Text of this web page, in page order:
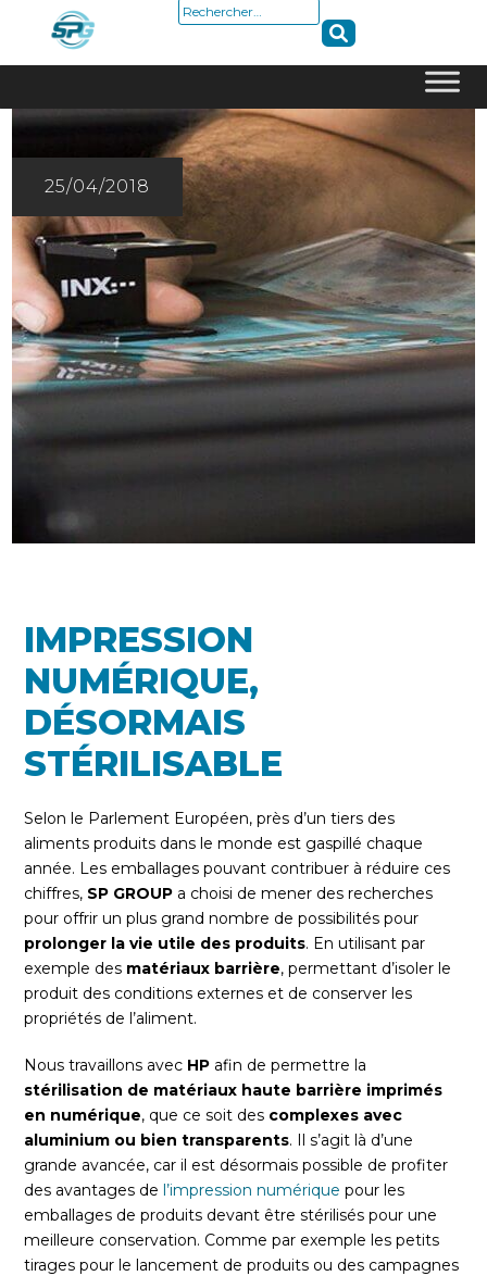
Skip
Rechercher :
25/04/2018
IMPRESSION
NUMÉRIQUE,
DÉSORMAIS
STÉRILISABLE
Selon le Parlement Européen, près d’un tiers des
aliments produits dans le monde est gaspillé chaque
année. Les emballages pouvant contribuer à réduire ces
chiffres, SP GROUP a choisi de mener des recherches
pour offrir un plus grand nombre de possibilités pour
prolonger la vie utile des produits. En utilisant par
exemple des matériaux barrière, permettant d’isoler le
produit des conditions externes et de conserver les
propriétés de l’aliment.
Nous travaillons avec HP afin de permettre la
stérilisation de matériaux haute barrière imprimés
en numérique, que ce soit des complexes avec
aluminium ou bien transparents. Il s’agit là d’une
grande avancée, car il est désormais possible de profiter
des avantages del’impression numérique pour les
emballages de produits devant être stérilisés pour une
meilleure conservation. Comme par exemple les petits
tirages pour le lancement de produits ou des campagnes